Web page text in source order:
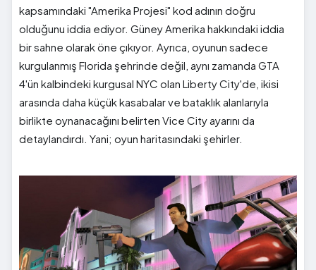
kapsamındaki "Amerika Projesi" kod adının doğru
olduğunu iddia ediyor. Güney Amerika hakkındaki iddia
bir sahne olarak öne çıkıyor. Ayrıca, oyunun sadece
kurgulanmış Florida şehrinde değil, aynı zamanda GTA
4'ün kalbindeki kurgusal NYC olan Liberty City'de, ikisi
arasında daha küçük kasabalar ve bataklık alanlarıyla
birlikte oynanacağını belirten Vice City ayarını da
detaylandırdı. Yani; oyun haritasındaki şehirler.